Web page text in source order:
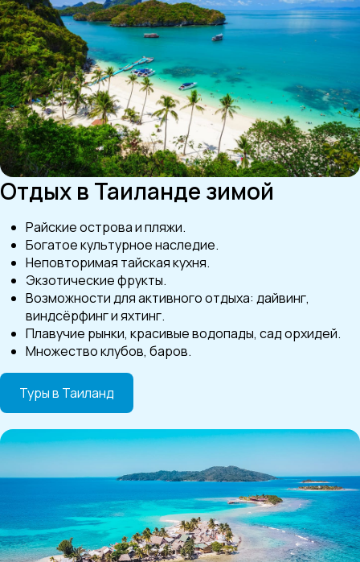
Отдых в Таиланде зимой
Райские острова и пляжи.
Богатое культурное наследие.
Неповторимая тайская кухня.
Экзотические фрукты.
Возможности для активного отдыха: дайвинг,
виндсёрфинг и яхтинг.
Плавучие рынки, красивые водопады, сад орхидей.
Множество клубов, баров.
Туры в Таиланд